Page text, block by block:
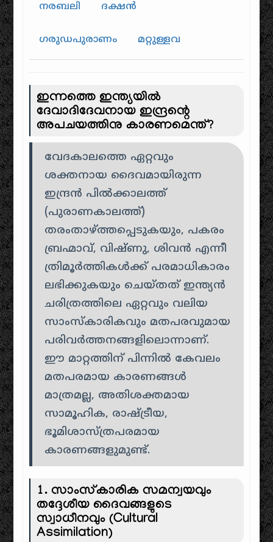
നരബലി ദക്ഷൻ
ഗരുഡപുരാണം മറ്റുള്ളവ
ഇന്നത്തെ ഇന്ത്യയിൽ
ദേവാദിദേവനായ ഇന്ദ്രന്റെ
അപചയത്തിനു കാരണമെന്ത്?
വേദകാലത്തെ ഏറ്റവും
ശക്തനായ ദൈവമായിരുന്ന
ഇന്ദ്രൻ പിൽക്കാലത്ത്
(പുരാണകാലത്ത്)
തരംതാഴ്ത്തപ്പെടുകയും, പകരം
ബ്രഹ്മാവ്, വിഷ്ണു, ശിവൻ എന്നീ
ത്രിമൂർത്തികൾക്ക് പരമാധികാരം
ലഭിക്കുകയും ചെയ്തത് ഇന്ത്യൻ
ചരിത്രത്തിലെ ഏറ്റവും വലിയ
സാംസ്കാരികവും മതപരവുമായ
പരിവർത്തനങ്ങളിലൊന്നാണ്.
ഈ മാറ്റത്തിന് പിന്നിൽ കേവലം
മതപരമായ കാരണങ്ങൾ
മാത്രമല്ല, അതിശക്തമായ
സാമൂഹിക, രാഷ്ട്രീയ,
ഭൂമിശാസ്ത്രപരമായ
കാരണങ്ങളുമുണ്ട്.
1. സാംസ്കാരിക സമന്വയവും
തദ്ദേശീയ ദൈവങ്ങളുടെ
സ്വാധീനവും (Cultural
Assimilation)